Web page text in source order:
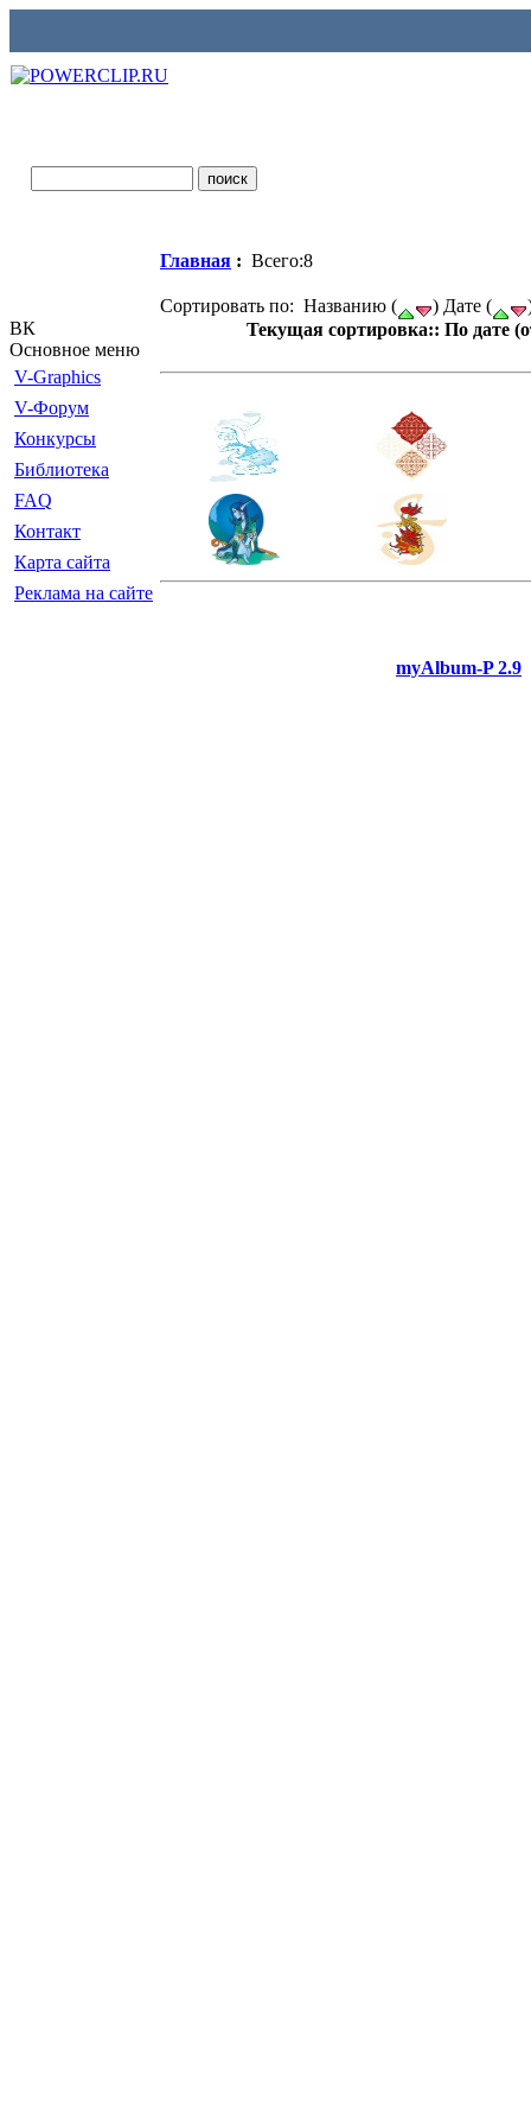
ВК
Основное меню
V-Graphics
V-Форум
Конкурсы
Библиотека
FAQ
Контакт
Карта сайта
Реклама на сайте
Главная : Всего:8
Сортировать по: Названию ( ) Дате (
Текущая сортировка:: По дате
myAlbum-P 2.9